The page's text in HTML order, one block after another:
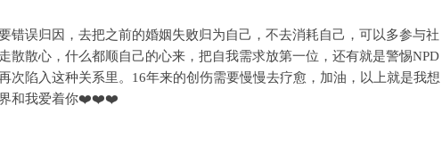
错误归因，去把之前的婚姻失败归为自己，不去消耗自己，可以多参与社
散散心，什么都顺自己的心来，把自我需求放第一位，还有就是警惕NPD
次陷入这种关系里。16年来的创伤需要慢慢去疗愈，加油，以上就是我想
界和我爱着你❤️❤️❤️